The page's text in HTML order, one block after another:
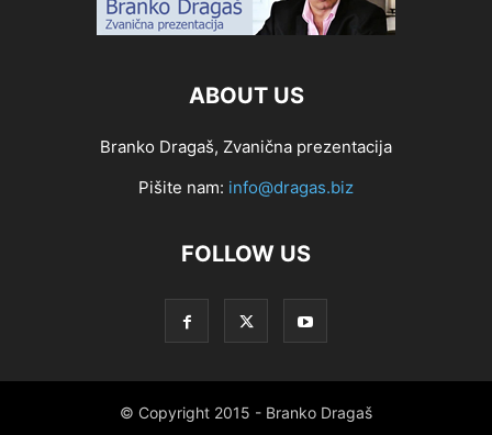
ABOUT US
Branko Dragaš, Zvanična prezentacija
Pišite nam: info@dragas.biz
FOLLOW US
© Copyright 2015 - Branko Dragaš